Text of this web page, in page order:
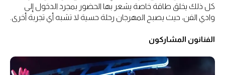
كل ذلك يخلق طاقة خاصة يشعر بها الحضور بمجرد الدخول إلى
وادي الفن، حيث يصبح المهرجان رحلة حسية لا تشبه أي تجربة أخرى.
الفنانون المشاركون